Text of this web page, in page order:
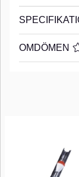
OMDÖMEN